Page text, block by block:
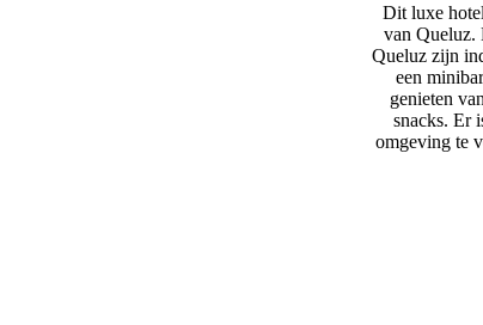
Dit luxe
van Queluz.
Queluz zijn
een
genieten
snacks. Er
omgeving te